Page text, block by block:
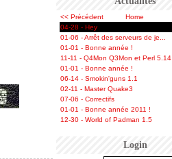
<< Précédent Home
04-28 - Hey
01-06 - Arrêt des serveurs de je...
01-01 - Bonne année !
11-11 - Q4Mon Q3Mon et Perl 5.14
01-01 - Bonne année !
06-14 - Smokin'guns 1.1
02-11 - Master Quake3
07-06 - Correctifs
01-01 - Bonne année 2011 !
12-30 - World of Padman 1.5
Login